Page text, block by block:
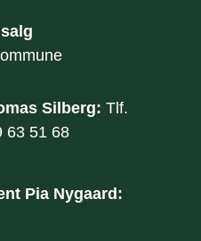
Silberg: Tlf.
63 51 68
Pia Nygaard: